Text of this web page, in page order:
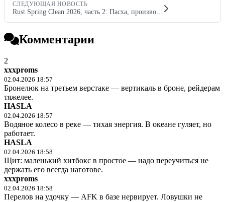
СЛЕДУЮЩАЯ НОВОСТЬ
Rust Spring Clean 2026, часть 2: Пасха, произво…
Комментарии
2
xxxproms
02.04.2026 18:57
Бронелюк на третьем верстаке — вертикаль в броне, рейдерам
тяжелее.
HASLA
02.04.2026 18:57
Водяное колесо в реке — тихая энергия. В океане гуляет, но
работает.
HASLA
02.04.2026 18:58
Щит: маленький хитбокс в простое — надо переучиться не
держать его всегда наготове.
xxxproms
02.04.2026 18:58
Перелов на удочку — AFK в базе нервирует. Ловушки не